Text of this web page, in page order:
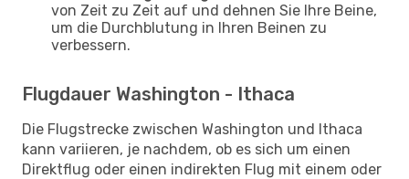
von Zeit zu Zeit auf und dehnen Sie Ihre Beine,
um die Durchblutung in Ihren Beinen zu
verbessern.
Flugdauer Washington - Ithaca
Die Flugstrecke zwischen Washington und Ithaca
kann variieren, je nachdem, ob es sich um einen
Direktflug oder einen indirekten Flug mit einem oder